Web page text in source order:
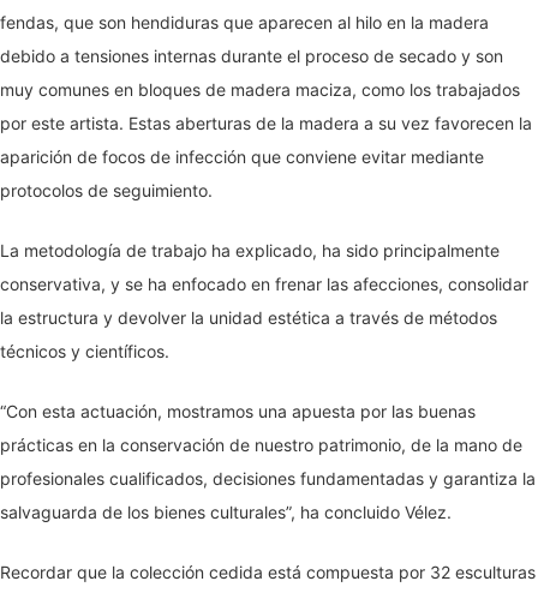
fendas, que son hendiduras que aparecen al hilo en la madera
debido a tensiones internas durante el proceso de secado y son
muy comunes en bloques de madera maciza, como los trabajados
por este artista. Estas aberturas de la madera a su vez favorecen la
aparición de focos de infección que conviene evitar mediante
protocolos de seguimiento.
La metodología de trabajo ha explicado, ha sido principalmente
conservativa, y se ha enfocado en frenar las afecciones, consolidar
la estructura y devolver la unidad estética a través de métodos
técnicos y científicos.
“Con esta actuación, mostramos una apuesta por las buenas
prácticas en la conservación de nuestro patrimonio, de la mano de
profesionales cualificados, decisiones fundamentadas y garantiza la
salvaguarda de los bienes culturales”, ha concluido Vélez.
Recordar que la colección cedida está compuesta por 32 esculturas